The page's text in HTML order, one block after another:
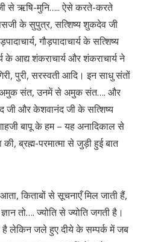
जी से ऋषि-मुनि….. ऐसे करते-करते
के सुपुत्र, सत्शिष्य शुकदेव जी
गौड़पादाचार्य के सत्शिष्य
के आद्य शंकराचार्य और शंकराचार्य ने
पुरी, सरस्वती आदि। इन साधु संतों
अमुक संत, उनमें से अमुक संत…. और
जी और केशवानंद जी के सत्शिष्य
बापू के हम – यह अनादिकाल से
ब्रह्म-परमात्मा से जुड़ी हुई बात
किताबों से सूचनाएँ मिल जाती हैं,
तो…. ज्योति से ज्योति जगती है।
है लेकिन जले हुए दीये के सम्पर्क में जब